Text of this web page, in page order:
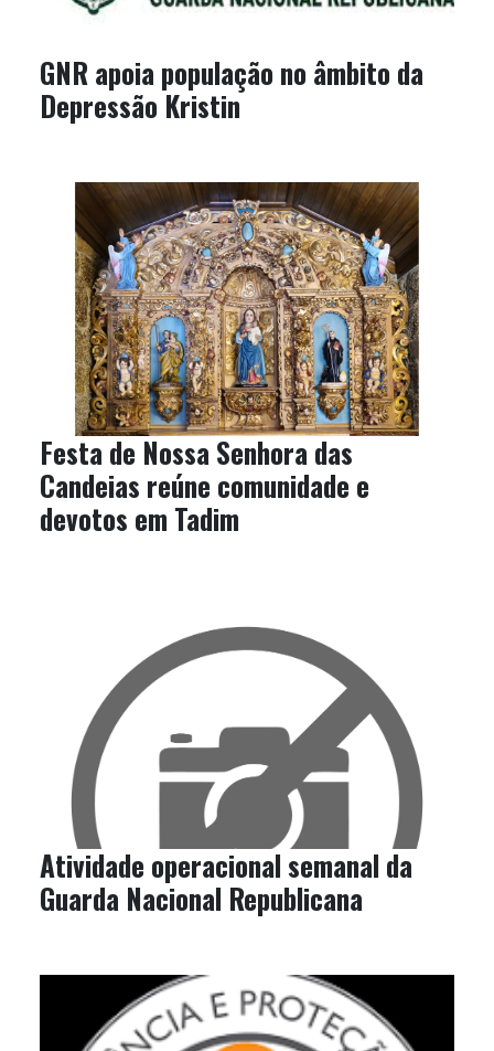
GNR apoia população no âmbito da
Depressão Kristin
Festa de Nossa Senhora das
Candeias reúne comunidade e
devotos em Tadim
Atividade operacional semanal da
Guarda Nacional Republicana